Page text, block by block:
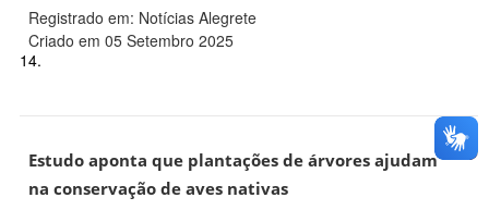
Registrado em: Notícias Alegrete
Criado em 05 Setembro 2025
14.
Estudo aponta que plantações de árvores ajudam
na conservação de aves nativas